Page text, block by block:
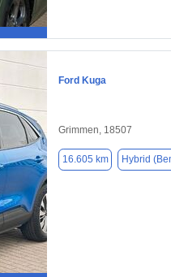
Ford Kuga
Grimmen, 18507
16.605 km Hybrid